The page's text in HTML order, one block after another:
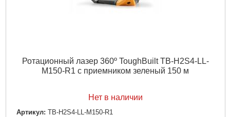
Ротационный лазер 360º ToughBuilt TB-H2S4-LL-
M150-R1 с приемником зеленый 150 м
Нет в наличии
Артикул: TB-H2S4-LL-M150-R1